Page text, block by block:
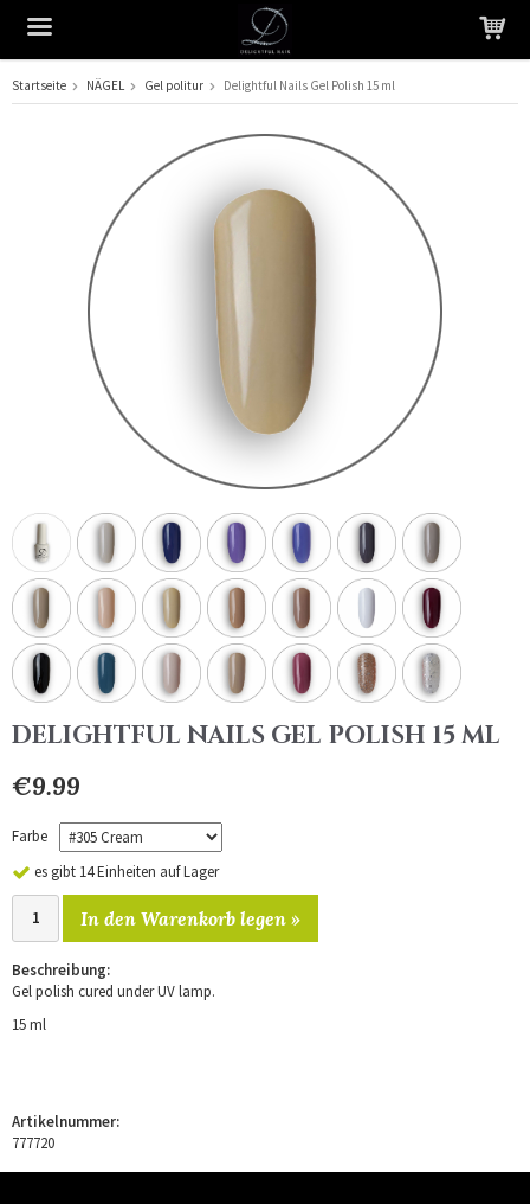
Das Produkt wurde in Ihren Warenkorb gelegt
Startseite NÄGEL Gel politur Delightful Nails Gel Polish 15 ml
DELIGHTFUL NAILS GEL POLISH 15 ML
€9.99
Farbe
es gibt 14 Einheiten auf Lager
In den Warenkorb legen »
Beschreibung:
Gel polish cured under UV lamp.
15 ml
Artikelnummer:
777720